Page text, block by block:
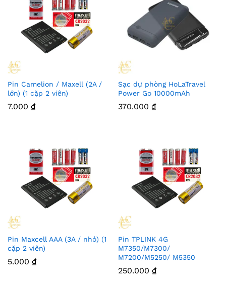
Pin Camelion / Maxell (2A /
lớn) (1 cặp 2 viên)
7.000 ₫
Sạc dự phòng HoLaTravel
Power Go 10000mAh
370.000 ₫
Pin Maxcell AAA (3A / nhỏ) (1
cặp 2 viên)
5.000 ₫
Pin TPLINK 4G
M7350/M7300/
M7200/M5250/ M5350
250.000 ₫